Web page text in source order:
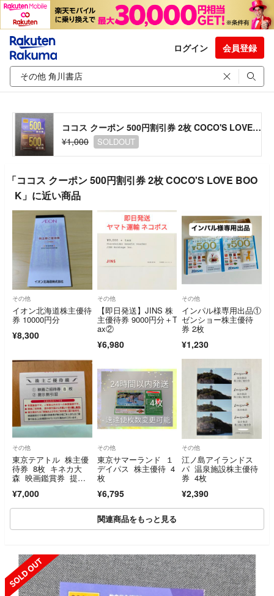
ログイン 会員登録
ココス クーポン 500円割引券 2枚 COCO'S LOVE BOOK
¥1,000
SOLDOUT
「ココス クーポン 500円割引券 2枚 COCO'S LOVE BOO
K」に近い商品
その他
イオン北海道株主優待
券 10000円分
¥8,300
その他
【即日発送】JINS 株
主優待券 9000円分＋T
ax②
¥6,980
その他
インパル様専用出品①
ゼンショー株主優待
券 2枚
¥1,230
その他
東京テアトル 株主優
待券 8枚 キネカ大
森 映画鑑賞券 提示
¥7,000
その他
東京サマーランド １
デイパス 株主優待 4
枚
¥6,795
その他
江ノ島アイランドス
パ 温泉施設株主優待
券 4枚
¥2,390
関連商品をもっと見る
SOLD OUT